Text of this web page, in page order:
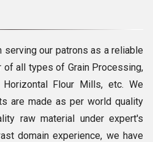
serving our patrons as a reliable
of all types of Grain Processing,
Horizontal Flour Mills, etc. We
are made as per world quality
raw material under expert's
domain experience, we have